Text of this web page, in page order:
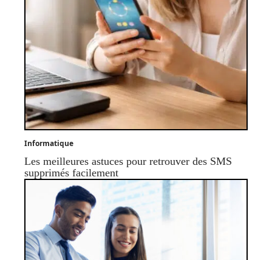
Informatique
Les meilleures astuces pour retrouver des SMS
supprimés facilement